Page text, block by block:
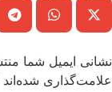
نشانی ایمیل شما
علامت‌گذاری شده‌اند